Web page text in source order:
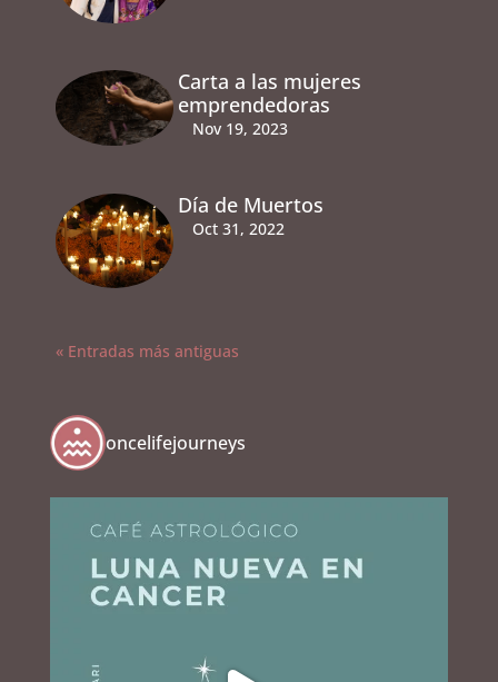
Carta a las mujeres
emprendedoras
Nov 19, 2023
Día de Muertos
Oct 31, 2022
« Entradas más antiguas
oncelifejourneys